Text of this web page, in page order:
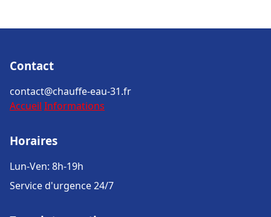
Contact
contact@chauffe-eau-31.fr
Accueil Informations
Horaires
Lun-Ven: 8h-19h
Service d'urgence 24/7